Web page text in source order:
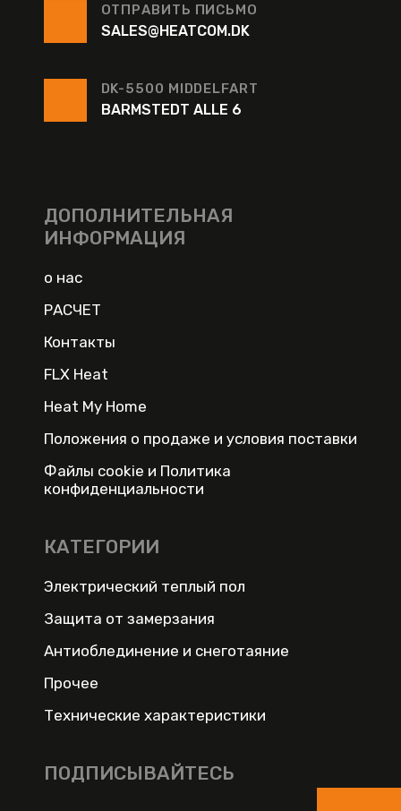
ОТПРАВИТЬ ПИСЬМО
SALES@HEATCOM.DK
DK-5500 MIDDELFART
BARMSTEDT ALLE 6
ДОПОЛНИТЕЛЬНАЯ
ИНФОРМАЦИЯ
о нас
РАСЧЕТ
Контакты
FLX Heat
Heat My Home
Положения о продаже и условия поставки
Файлы cookie и Политика
конфиденциальности
КАТЕГОРИИ
Электрический теплый пол
Защита от замерзания
Антиоблединение и снеготаяние
Прочее
Технические характеристики
ПОДПИСЫВАЙТЕСЬ